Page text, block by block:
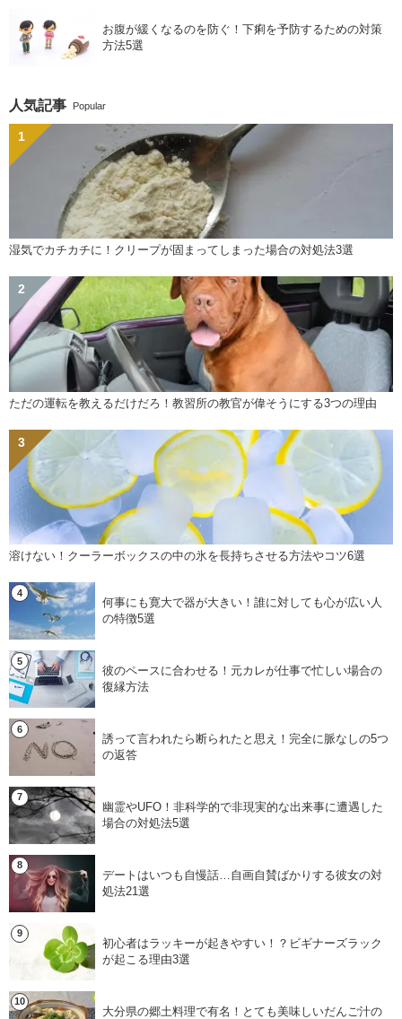
お腹が緩くなるのを防ぐ！下痢を予防するための対策
方法5選
人気記事 Popular
湿気でカチカチに！クリープが固まってしまった場合の対処法3選
ただの運転を教えるだけだろ！教習所の教官が偉そうにする3つの理由
溶けない！クーラーボックスの中の氷を長持ちさせる方法やコツ6選
何事にも寛大で器が大きい！誰に対しても心が広い人
の特徴5選
彼のペースに合わせる！元カレが仕事で忙しい場合の
復縁方法
誘って言われたら断られたと思え！完全に脈なしの5つ
の返答
幽霊やUFO！非科学的で非現実的な出来事に遭遇した
場合の対処法5選
デートはいつも自慢話…自画自賛ばかりする彼女の対
処法21選
初心者はラッキーが起きやすい！？ビギナーズラック
が起こる理由3選
大分県の郷土料理で有名！とても美味しいだんご汁の